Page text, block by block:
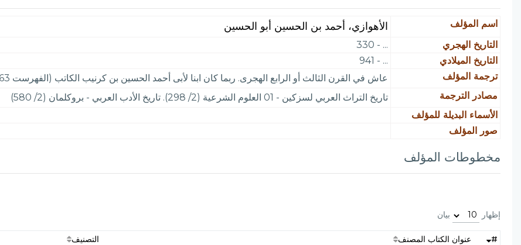
اسم المؤلف الأهوازي، أحمد بن الحسين أبو الحسين
التاريخ الهجري
... - 330
التاريخ الميلادي
... - 941
ترجمة المؤلف
عاش في القرن الثالث أو الرابع الهجرى. ربما كان ابنا لأبى أحمد الحسين بن كرنيب الكاتب (الفهرست 263) فيكون عاش حوالى 330 هـ/ 941
مصادر الترجمة
تاريخ التراث العربي لسزكين - 01 العلوم الشرعية (2/ 298). تاريخ الأدب العربي - بروكلمان (2/ 580)
الأسماء البديلة للمؤلف
صور المؤلف
مخطوطات المؤلف
إظهار بيان
# عنوان الكتاب المصنف التصنيف